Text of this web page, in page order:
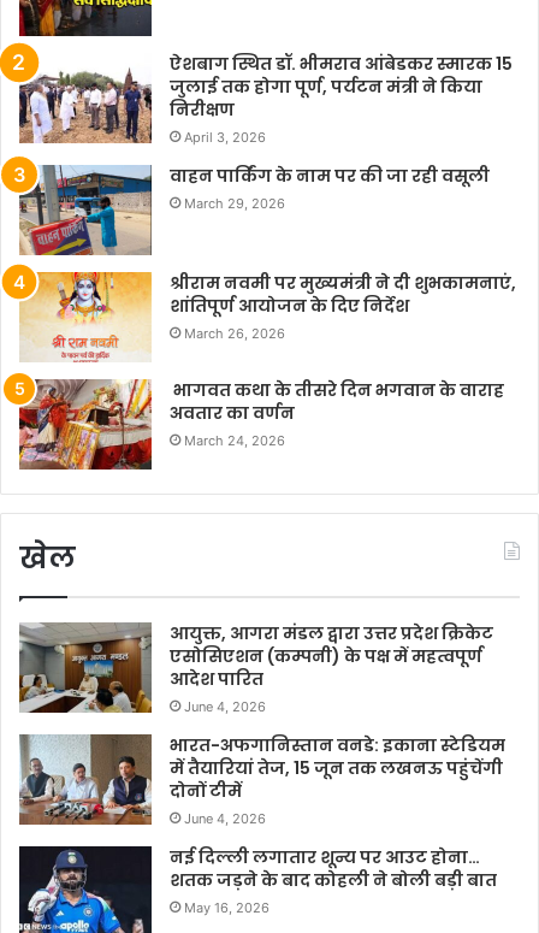
ऐशबाग स्थित डॉ. भीमराव आंबेडकर स्मारक 15
जुलाई तक होगा पूर्ण, पर्यटन मंत्री ने किया
निरीक्षण
April 3, 2026
वाहन पार्किंग के नाम पर की जा रही वसूली
March 29, 2026
श्रीराम नवमी पर मुख्यमंत्री ने दी शुभकामनाएं,
शांतिपूर्ण आयोजन के दिए निर्देश
March 26, 2026
भागवत कथा के तीसरे दिन भगवान के वाराह
अवतार का वर्णन
March 24, 2026
खेल
आयुक्त, आगरा मंडल द्वारा उत्तर प्रदेश क्रिकेट
एसोसिएशन (कम्पनी) के पक्ष में महत्वपूर्ण
आदेश पारित
June 4, 2026
भारत-अफगानिस्तान वनडे: इकाना स्टेडियम
में तैयारियां तेज, 15 जून तक लखनऊ पहुंचेंगी
दोनों टीमें
June 4, 2026
नई दिल्ली लगातार शून्य पर आउट होना…
शतक जड़ने के बाद कोहली ने बोली बड़ी बात
May 16, 2026